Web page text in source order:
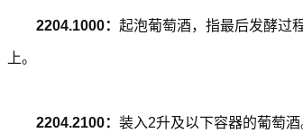
2204.1000： 起泡葡萄酒，指最后发酵过
上。
2204.2100： 装入2升及以下容器的葡萄酒